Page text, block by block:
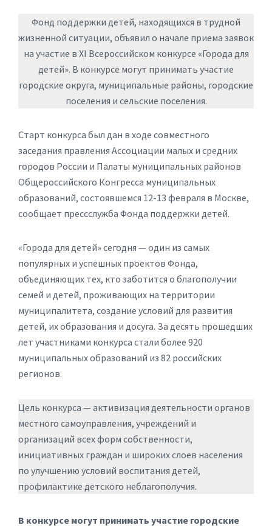
Фонд поддержки детей, находящихся в трудной
жизненной ситуации, объявил о начале приема заявок
на участие в XI Всероссийском конкурсе «Города для
детей». В конкурсе могут принимать участие
городские округа, муниципальные районы, городские
поселения и сельские поселения.
Старт конкурса был дан в ходе совместного
заседания правления Ассоциации малых и средних
городов России и Палаты муниципальных районов
Общероссийского Конгресса муниципальных
образований, состоявшемся 12-13 февраля в Москве,
сообщает прессслужба Фонда поддержки детей.
«Города для детей» сегодня — один из самых
популярных и успешных проектов Фонда,
объединяющих тех, кто заботится о благополучии
семей и детей, проживающих на территории
муниципалитета, создание условий для развития
детей, их образования и досуга. За десять прошедших
лет участниками конкурса стали более 920
муниципальных образований из 82 российских
регионов.
Цель конкурса — активизация деятельности органов
местного самоуправления, учреждений и
организаций всех форм собственности,
инициативных граждан и широких слоев населения
по улучшению условий воспитания детей,
профилактике детского неблагополучия.
В конкурсе могут принимать участие городские